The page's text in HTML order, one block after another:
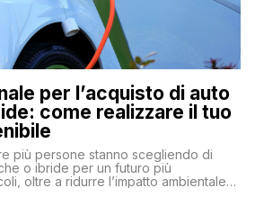
per l’acquisto di auto
come realizzare il tuo
più persone stanno scegliendo di
o ibride per un futuro più
oltre a ridurre l’impatto ambientale,
a lungo termine, come minori costi